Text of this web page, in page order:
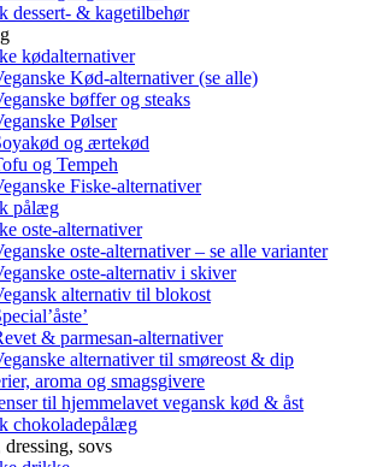
dessert- & kagetilbehør
kødalternativer
Kød-alternativer (se alle)
bøffer og steaks
Pølser
og ærtekød
og Tempeh
Fiske-alternativer
pålæg
oste-alternativer
oste-alternativer – se alle varianter
oste-alternativ i skiver
alternativ til blokost
& parmesan-alternativer
alternativer til smøreost & dip
aroma og smagsgivere
til hjemmelavet vegansk kød & åst
chokoladepålæg
sovs